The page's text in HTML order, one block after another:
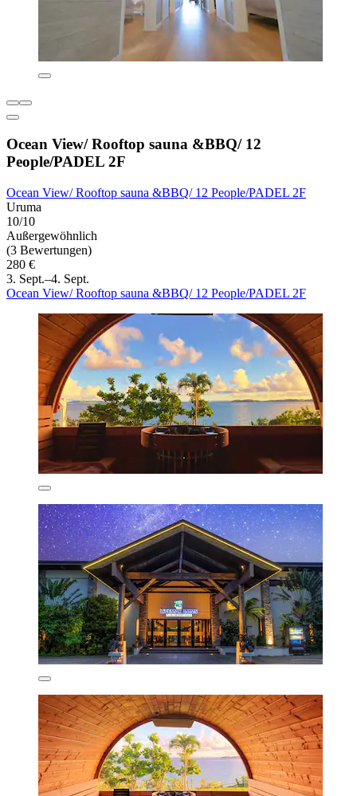
Ocean View/ Rooftop sauna &BBQ/ 12
People/PADEL 2F
Ocean View/ Rooftop sauna &BBQ/ 12 People/PADEL 2F
Uruma
10/10
Außergewöhnlich
(3 Bewertungen)
280 €
3. Sept.–4. Sept.
Ocean View/ Rooftop sauna &BBQ/ 12 People/PADEL 2F